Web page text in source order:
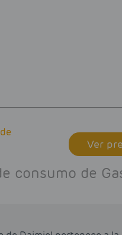
Ver
consumo de